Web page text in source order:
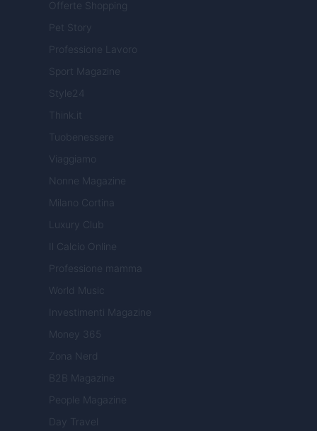
Offerte Shopping
Pet Story
Professione Lavoro
Sport Magazine
Style24
Think.it
Tuobenessere
Viaggiamo
Nonne Magazine
Milano Cortina
Luxury Club
Il Calcio Online
Professione mamma
World Music
Investimenti Magazine
Money 365
Zona Nerd
B2B Magazine
People Magazine
Day Travel